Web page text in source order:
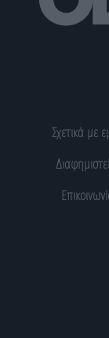
Σχετικά με